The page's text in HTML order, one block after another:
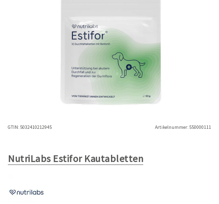
GTIN:5032410212945 Artikelnummer:550000111
NutriLabs Estifor Kautabletten